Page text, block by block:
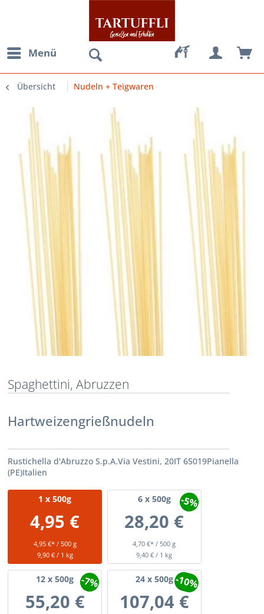
Menü
Übersicht Nudeln + Teigwaren
Spaghettini, Abruzzen
Hartweizengrießnudeln
Rustichella d'Abruzzo S.p.A.Via Vestini, 20IT 65019Pianella
(PE)Italien
1 x 500g
4,95 €
4,95 €* / 500 g
9,90 € / 1 kg
6x 500g
28,20 €
4,70 €* / 500 g
-5%
9,40 € / 1 kg
12 x 500g
55,20 €
-7% 24x 500g
107,04 €
-10%